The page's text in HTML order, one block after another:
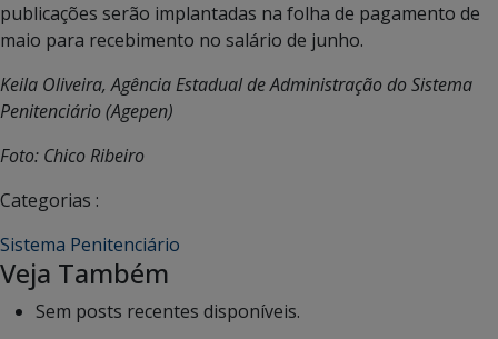
publicações serão implantadas na folha de pagamento de
maio para recebimento no salário de junho.
Keila Oliveira, Agência Estadual de Administração do Sistema
Penitenciário (Agepen)
Foto: Chico Ribeiro
Categorias :
Sistema Penitenciário
Veja Também
Sem posts recentes disponíveis.